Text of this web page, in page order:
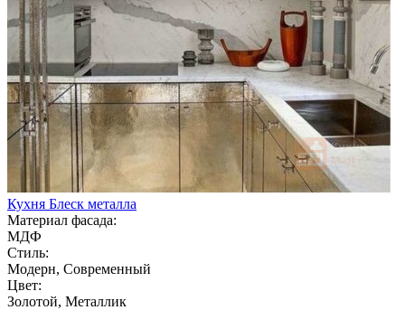
Кухня Блеск металла
Материал фасада:
МДФ
Стиль:
Модерн, Современный
Цвет:
Золотой, Металлик